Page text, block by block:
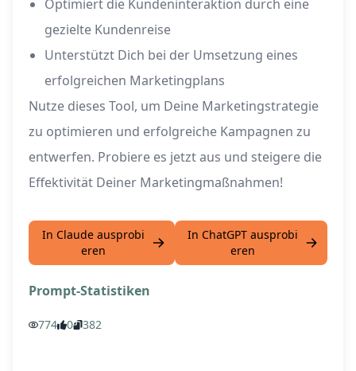
Optimiert die Kundeninteraktion durch eine
gezielte Kundenreise
Unterstützt Dich bei der Umsetzung eines
erfolgreichen Marketingplans
Nutze dieses Tool, um Deine Marketingstrategie
zu optimieren und erfolgreiche Kampagnen zu
entwerfen. Probiere es jetzt aus und steigere die
Effektivität Deiner Marketingmaßnahmen!
In Claude ausprobi
eren
In ChatGPT ausprobi
eren
Prompt-Statistiken
774 0 382